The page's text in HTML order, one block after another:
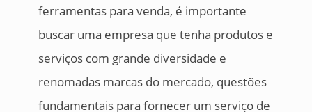
ferramentas para venda, é importante
buscar uma empresa que tenha produtos e
serviços com grande diversidade e
renomadas marcas do mercado, questões
fundamentais para fornecer um serviço de